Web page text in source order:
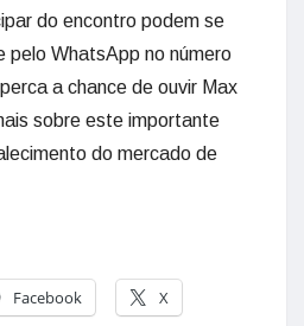
do encontro podem se
pelo WhatsApp no número
a chance de ouvir Max
sobre este importante
do mercado de
Facebook X